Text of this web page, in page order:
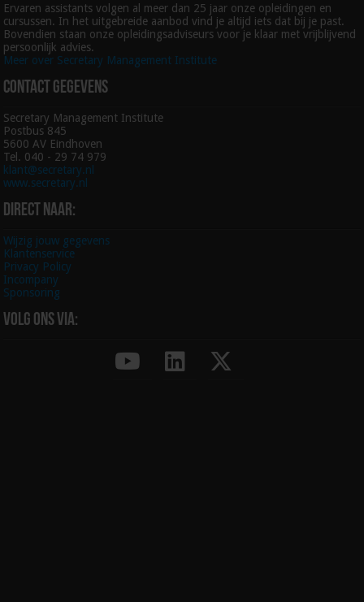
Ervaren assistants volgen al meer dan 25 jaar onze opleidingen en
cursussen. In het uitgebreide aanbod vind je altijd iets dat bij je past.
Bovendien staan onze opleidingsadviseurs voor je klaar met vrijblijvend
persoonlijk advies.
Meer over Secretary Management Institute
Contact gegevens
Secretary Management Institute
Postbus 845
5600 AV Eindhoven
Tel. 040 - 29 74 979
klant@secretary.nl
www.secretary.nl
Direct naar:
Wijzig jouw gegevens
Klantenservice
Privacy Policy
Incompany
Sponsoring
Volg ons via: